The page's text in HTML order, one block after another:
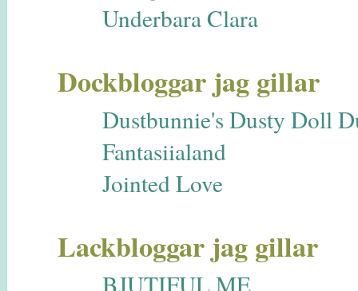
Underbara Clara
Dockbloggar jag gillar
Dustbunnie's Dusty Doll
Fantasiialand
Jointed Love
Lackbloggar jag gillar
BJUTIFUL.ME